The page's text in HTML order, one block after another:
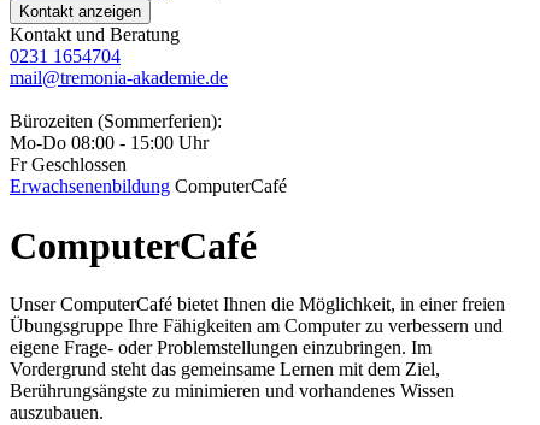
Kontakt anzeigen
Kontakt und Beratung
0231 1654704
mail@tremonia-akademie.de
Bürozeiten (Sommerferien):
Mo-Do 08:00 - 15:00 Uhr
Fr Geschlossen
Erwachsenenbildung ComputerCafé
ComputerCafé
Unser ComputerCafé bietet Ihnen die Möglichkeit, in einer freien
Übungsgruppe Ihre Fähigkeiten am Computer zu verbessern und
eigene Frage- oder Problemstellungen einzubringen. Im
Vordergrund steht das gemeinsame Lernen mit dem Ziel,
Berührungsängste zu minimieren und vorhandenes Wissen
auszubauen.